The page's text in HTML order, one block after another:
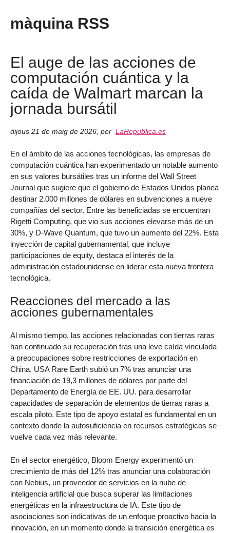
màquina RSS
El auge de las acciones de
computación cuántica y la
caída de Walmart marcan la
jornada bursátil
dijous 21 de maig de 2026 per LaRepublica.es
En el ámbito de las acciones tecnológicas, las empresas de
computación cuántica han experimentado un notable aumento
en sus valores bursátiles tras un informe del Wall Street
Journal que sugiere que el gobierno de Estados Unidos planea
destinar 2.000 millones de dólares en subvenciones a nueve
compañías del sector. Entre las beneficiadas se encuentran
Rigetti Computing, que vio sus acciones elevarse más de un
30%, y D-Wave Quantum, que tuvo un aumento del 22%. Esta
inyección de capital gubernamental, que incluye
participaciones de equity, destaca el interés de la
administración estadounidense en liderar esta nueva frontera
tecnológica.
Reacciones del mercado a las
acciones gubernamentales
Al mismo tiempo, las acciones relacionadas con tierras raras
han continuado su recuperación tras una leve caída vinculada
a preocupaciones sobre restricciones de exportación en
China. USA Rare Earth subió un 7% tras anunciar una
financiación de 19,3 millones de dólares por parte del
Departamento de Energía de EE. UU. para desarrollar
capacidades de separación de elementos de tierras raras a
escala piloto. Este tipo de apoyo estatal es fundamental en un
contexto donde la autosuficiencia en recursos estratégicos se
vuelve cada vez más relevante.
En el sector energético, Bloom Energy experimentó un
crecimiento de más del 12% tras anunciar una colaboración
con Nebius, un proveedor de servicios en la nube de
inteligencia artificial que busca superar las limitaciones
energéticas en la infraestructura de IA. Este tipo de
asociaciones son indicativas de un enfoque proactivo hacia la
innovación, en un momento donde la transición energética es